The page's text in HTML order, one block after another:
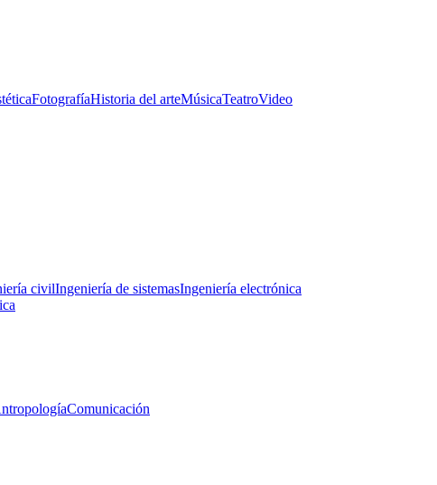
FotografíaHistoria del arteMúsicaTeatroVideo
civilIngeniería de sistemasIngeniería electrónica
Comunicación